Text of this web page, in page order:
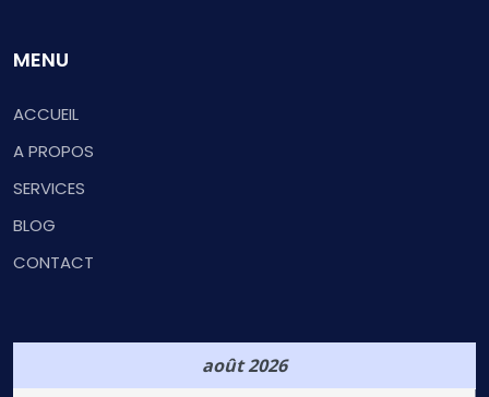
MENU
ACCUEIL
A PROPOS
SERVICES
BLOG
CONTACT
août 2026